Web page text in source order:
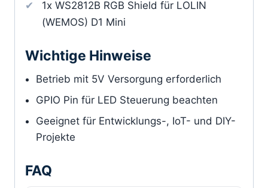
1x WS2812B RGB Shield für LOLIN
(WEMOS) D1 Mini
Wichtige Hinweise
Betrieb mit 5V Versorgung erforderlich
GPIO Pin für LED Steuerung beachten
Geeignet für Entwicklungs-, IoT- und DIY-
Projekte
FAQ